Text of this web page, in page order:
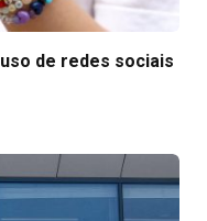
de redes sociais